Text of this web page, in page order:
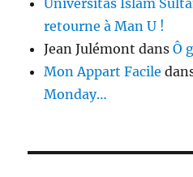
Universitas Islam
retourne à Man U !
Jean Julémont dansÔ
Mon Appart Facile
Monday…